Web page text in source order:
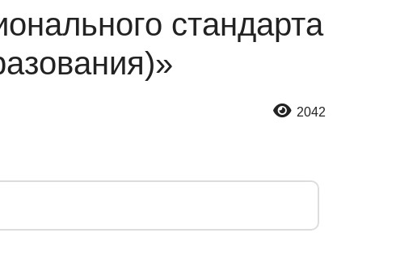
стандарта
2042